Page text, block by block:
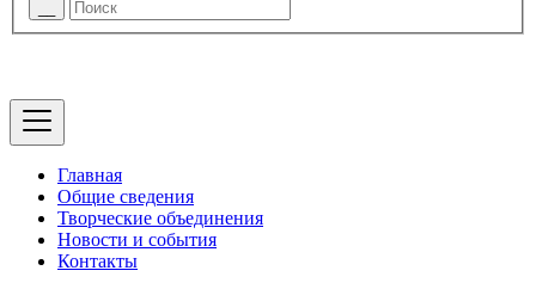
Главная
Общие сведения
Творческие объединения
Новости и события
Контакты